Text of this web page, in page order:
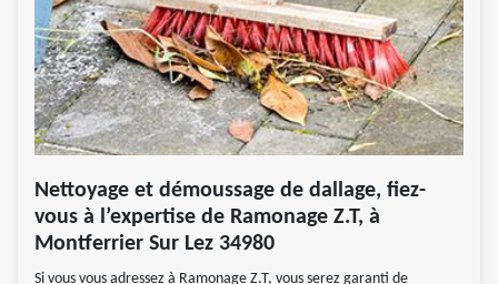
Nettoyage et démoussage de dallage, fiez-
vous à l’expertise de Ramonage Z.T, à
Montferrier Sur Lez 34980
Si vous vous adressez à Ramonage Z.T, vous serez garanti de